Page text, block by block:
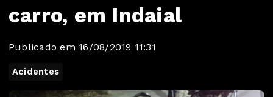
carro, em Indaial
Publicado em 16/08/2019 11:31
Acidentes